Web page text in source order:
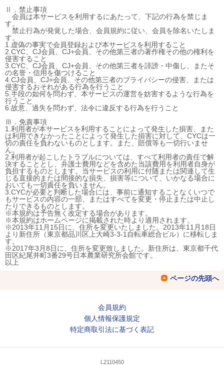
Ⅱ．禁止事項
会員は本サービスを利用するにあたって、下記の行為を禁じま
す。
禁止行為が発覚した場合、会員規約に従い、会員を除名いたしま
す。
1.虚偽の事実で会員登録および本サービスを利用すること
2.CYC、CJ会員、CJ+会員、その他第三者の著作権その他の権利を
侵害すること
3.CYC、CJ会員、CJ+会員、その他第三者を誹謗・中傷し、またそ
の名誉・信用を傷つけること
4.CJ会員、CJ+会員、その他第三者のプライバシーの侵害、または
侵害するおそれがある行為を行うこと
5.手段の如何を問わず、本サービスの運営を妨害するような行為を
行うこと
6.故意、過失を問わず、法令に違反する行為を行うこと
Ⅲ．免責事項
1.利用者が本サービスを利用することによって発生した損害、また
は利用できなかったことによって発生した損害に対して、CYCは一
切の責任を負わないものとします。また、賠償等も一切行いませ
ん。
2.利用者が起こしたトラブルについては、すべて利用者の責任で解
決することとし、弁護士費用などを含めた当該費用を利用者自身が
負担するものとします。当サービスの利用に付随または関連して生
じる直接的または間接的な損失、損害等について、いかなる場合に
おいても一切責任を負いません。
3.CYCが必要と判断した場合には、事前に通知することなくいつで
もサービスの内容の一部、またはすべてを変更・停止または中止し
たりできるものとします。
※本規約は予告無く改定する場合があります。
※本規約はホームページに掲載された時より適用されます。
※2013年11月15日に、住所を変更いたしました。2013年11月18日
より新住所（東京都品川区上大崎3-3-1自転車総合ビル）に移転しま
す。
※2017年3月8日に、住所を変更致しました。新住所は、東京都千代
田区紀尾井町3番29号日本農業研究所会館です。
以上
ページの先頭へ
会員規約
個人情報保護規定
特定商取引法に基づく表記
L2110450